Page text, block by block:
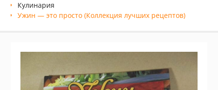
Кулинария
Ужин — это просто (Коллекция лучших рецептов)